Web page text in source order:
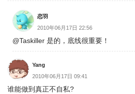
恋羽
2010年06月17日 22:56
@Taskiller 是的，底线很重要！
Yang
2010年06月17日 09:41
谁能做到真正不自私?